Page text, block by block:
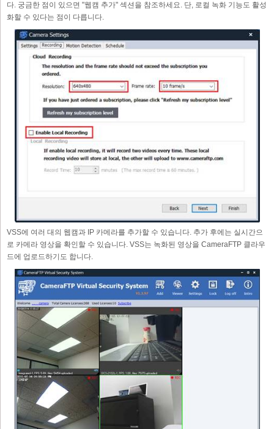
다. 궁금한 점이 있으면 "웹캠 추가" 섹션을 참조하세요. 단, 로컬 녹화 기능도 활성
화할 수 있다는 점이 다릅니다.
VSS에 여러 대의 웹캠과 IP 카메라를 추가할 수 있습니다. 추가 후에는 실시간으
로 카메라 영상을 확인할 수 있습니다. VSS는 녹화된 영상을 CameraFTP 클라우
드에 업로드하기도 합니다.